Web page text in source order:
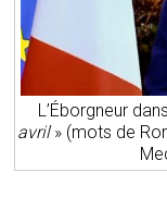
L’Éborgneur
avril» (mots de